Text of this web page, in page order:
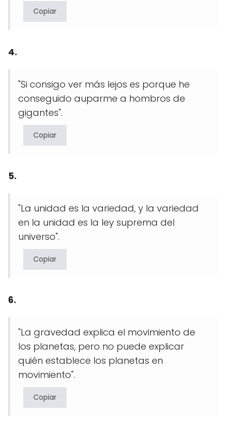
Copiar
4.
"Si consigo ver más lejos es porque he
conseguido auparme a hombros de
gigantes".
Copiar
5.
"La unidad es la variedad, y la variedad
en la unidad es la ley suprema del
universo".
Copiar
6.
"La gravedad explica el movimiento de
los planetas, pero no puede explicar
quién establece los planetas en
movimiento".
Copiar